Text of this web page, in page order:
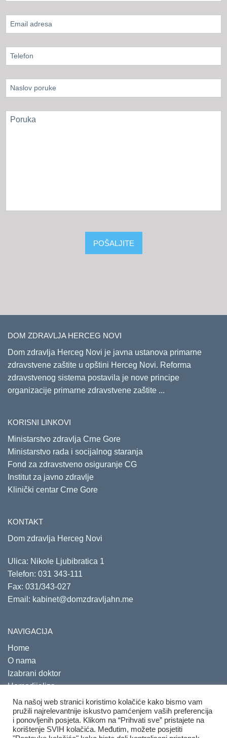
DOM ZDRAVLJA HERCEG NOVI
Dom zdravlja Herceg Novi je javna ustanova primarne
zdravstvene zaštite u opštini Herceg Novi. Reforma
zdravstvenog sistema postavila je nove principe
organizacije primarne zdravstvene zaštite ...
KORISNI LINKOVI
Ministarstvo zdravlja Crne Gore
Ministarstvo rada i socijalnog staranja
Fond za zdravstveno osiguranje CG
Institut za javno zdravlje
Klinički centar Crne Gore
KONTAKT
Dom zdravlja Herceg Novi
Ulica: Nikole Ljubibratica 1
Telefon: 031 343-111
Fax: 031/343-027
Email: kabinet@domzdravljahn.me
NAVIGACIJA
Home
O nama
Izabrani doktor
Hemodijaliza
Savjetovališta
Na našoj web stranici koristimo kolačiće kako bismo vam
pružili najrelevantnije iskustvo pamćenjem vaših preferencija
i ponovljenih posjeta. Klikom na “Prihvati sve” pristajete na
korištenje SVIH kolačića. Međutim, možete posjetiti